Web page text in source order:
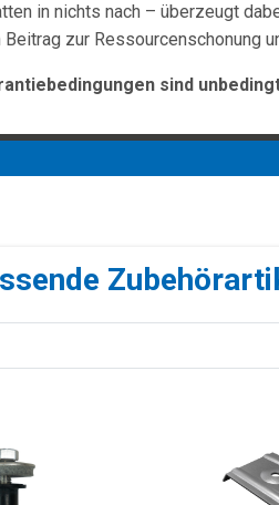
in nichts nach – überzeugt
zur Ressourcenschonung
sind